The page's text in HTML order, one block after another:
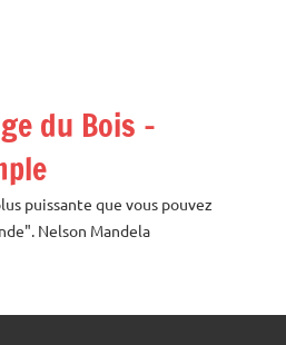
du Bois –
puissante que vous pouvez
Nelson Mandela